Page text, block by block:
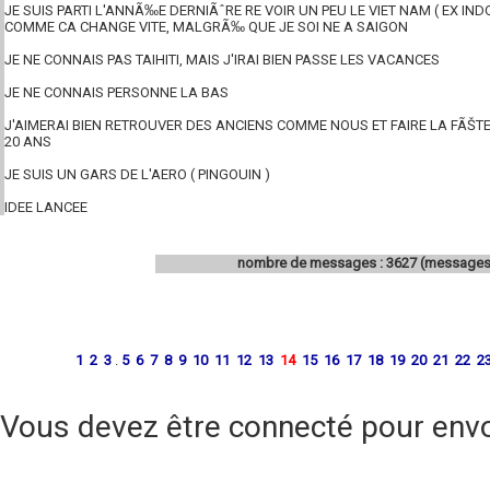
JE SUIS PARTI L'ANNÃ‰E DERNIÃˆRE RE VOIR UN PEU LE VIET NAM ( EX
COMME CA CHANGE VITE, MALGRÃ‰ QUE JE SOI NE A SAIGON
JE NE CONNAIS PAS TAIHITI, MAIS J'IRAI BIEN PASSE LES VACANCES
JE NE CONNAIS PERSONNE LA BAS
J'AIMERAI BIEN RETROUVER DES ANCIENS COMME NOUS ET FAIRE LA
20 ANS
JE SUIS UN GARS DE L'AERO ( PINGOUIN )
IDEE LANCEE
nombre de messages : 3627
1 2 3 . 5 6 7 8 9 10 11 12 13 14 15 16 17 18 19 20 21 22
Vous devez être connecté pour